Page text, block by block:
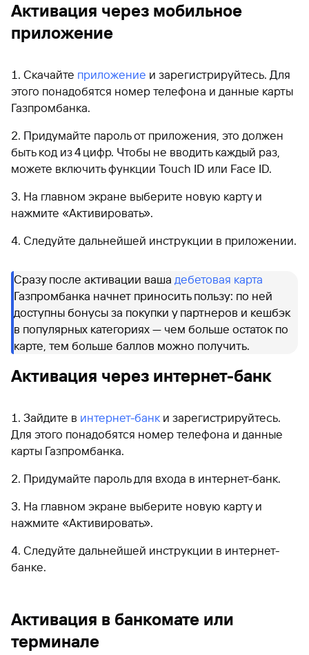
Активация через мобильное
приложение
Скачайте приложение и зарегистрируйтесь. Для
этого понадобятся номер телефона и данные карты
Газпромбанка.
Придумайте пароль от приложения, это должен
быть код из 4 цифр. Чтобы не вводить каждый раз,
можете включить функции Touch ID или Face ID.
На главном экране выберите новую карту и
нажмите «Активировать».
Следуйте дальнейшей инструкции в приложении.
Сразу после активации ваша дебетовая карта
Газпромбанка начнет приносить пользу: по ней
доступны бонусы за покупки у партнеров и кешбэк
в популярных категориях — чем больше остаток по
карте, тем больше баллов можно получить.
Активация через интернет-банк
Зайдите в интернет-банк и зарегистрируйтесь.
Для этого понадобятся номер телефона и данные
карты Газпромбанка.
Придумайте пароль для входа в интернет-банк.
На главном экране выберите новую карту и
нажмите «Активировать».
Следуйте дальнейшей инструкции в интернет-
банке.
Активация в банкомате или
терминале